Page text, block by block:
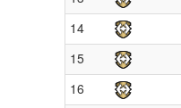
14
15
16